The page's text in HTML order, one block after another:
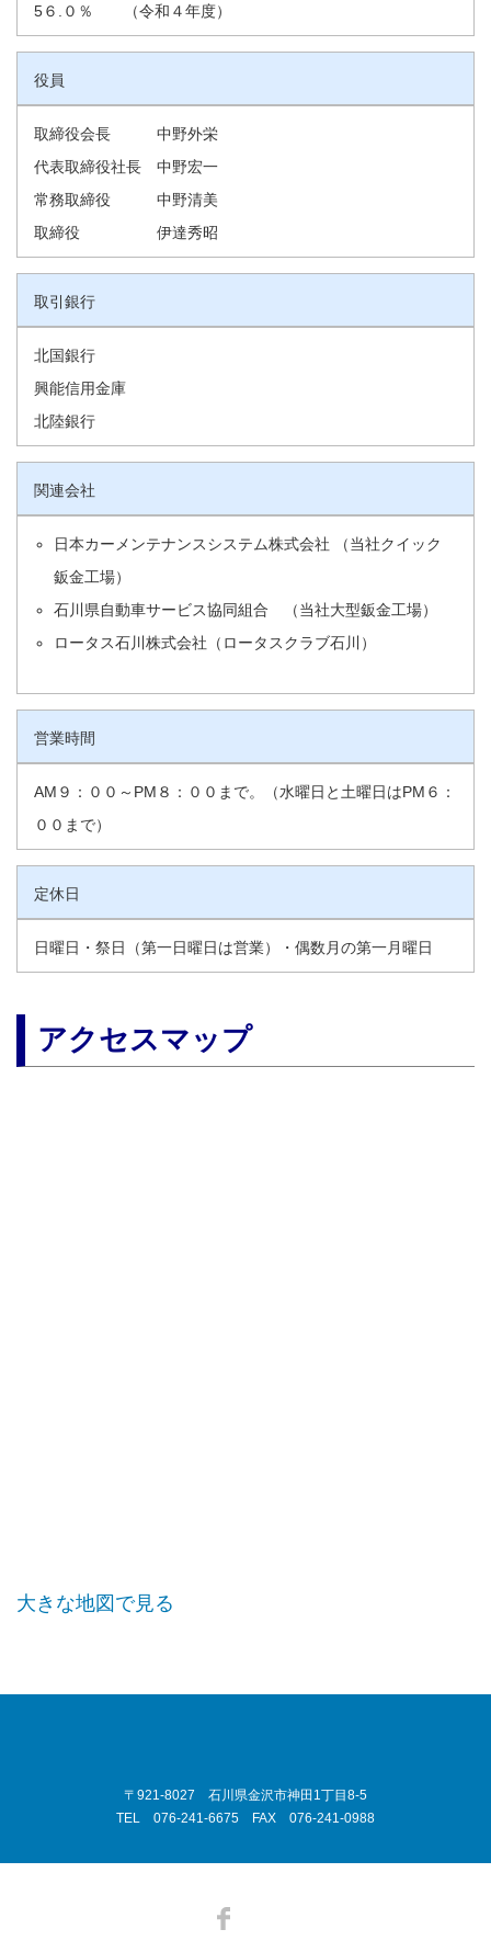
5６.０％ （令和４年度）
役員
取締役会長 中野外栄
代表取締役社長 中野宏一
常務取締役 中野清美
取締役 伊達秀昭
取引銀行
北国銀行
興能信用金庫
北陸銀行
関連会社
日本カーメンテナンスシステム株式会社 （当社クイック
鈑金工場）
石川県自動車サービス協同組合 （当社大型鈑金工場）
ロータス石川株式会社（ロータスクラブ石川）
営業時間
AM９：００～PM８：００まで。（水曜日と土曜日はPM６：
００まで）
定休日
日曜日・祭日（第一日曜日は営業）・偶数月の第一月曜日
アクセスマップ
大きな地図で見る
〒921-8027 石川県金沢市神田1丁目8-5
TEL 076-241-6675 FAX 076-241-0988